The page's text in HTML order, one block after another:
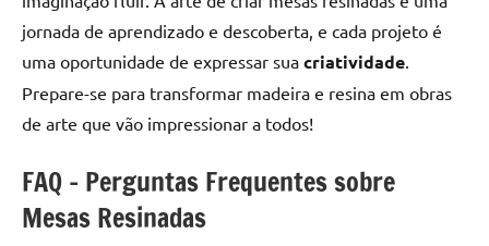
jornada de aprendizado e descoberta, e cada projeto é
uma oportunidade de expressar sua criatividade.
Prepare-se para transformar madeira e resina em obras
de arte que vão impressionar a todos!
FAQ – Perguntas Frequentes sobre
Mesas Resinadas